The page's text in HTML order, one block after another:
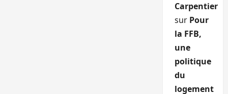
Carpentier
sur Pour
la FFB,
une
politique
du
logement